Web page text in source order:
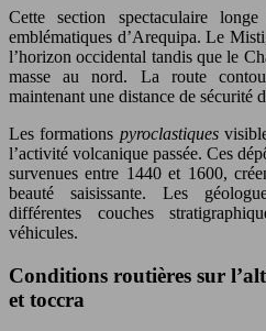
Cette section spectaculaire
emblématiques d’Arequipa. Le
l’horizon occidental tandis que le
masse au nord. La route
maintenant une distance de sécurité
Les formations pyroclastiques
l’activité volcanique passée. Ces
survenues entre 1440 et 1600,
beauté saisissante. Les
différentes couches
véhicules.
Conditions routières sur
et toccra